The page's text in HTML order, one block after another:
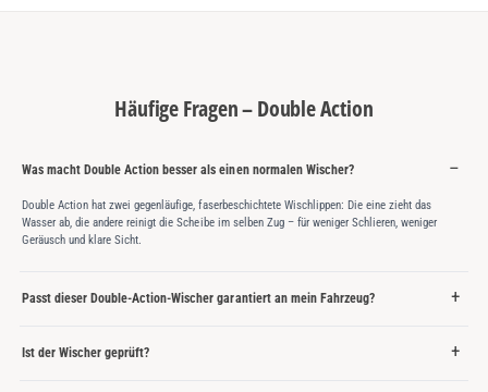
Häufige Fragen – Double Action
Was macht Double Action besser als einen normalen Wischer?
Double Action hat zwei gegenläufige, faserbeschichtete Wischlippen: Die eine zieht das
Wasser ab, die andere reinigt die Scheibe im selben Zug – für weniger Schlieren, weniger
Geräusch und klare Sicht.
Passt dieser Double-Action-Wischer garantiert an mein Fahrzeug?
Ist der Wischer geprüft?